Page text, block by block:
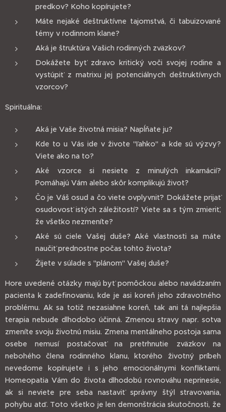
predkov? Koho kopírujete?
Máte nejaké deštruktívne tajomstvá, či tabuizované
témy v rodinnom klane?
Aká je štruktúra Vašich rodinných zväzkov?
Dokážete byť zdravo kritický voči svojej rodine a
vystúpiť z matrixu jej potenciálnych deštruktívnych
vzorcov?
Spirituálna:
Aká je Vaše životná misia? Napĺňate ju?
Kde to u Vás ide v živote "ľahko" a kde sú výzvy?
Viete ako na to?
Aké vzorce si nesiete z minulých inkarnácií?
Pomáhajú Vám alebo skôr komplikujú život?
Čo je Váš osud a čo viete ovplyvniť? Dokážete prijať
osudovosť istých záležitostí? Viete sa s tým zmieriť,
že všetko nezmeníte?
Aké sú ciele Vašej duše? Aké vlastnosti sa máte
naučiť prednostne počas tohto života?
Žijete v súlade s "plánom" Vašej duše?
Hore uvedené otázky majú byť pomôckou alebo navádzaním
pacienta k zadefinovaniu, kde je asi koreň jeho zdravotného
problému. Ak sa totiž nezasiahne koreň, tak ani tá najlepšia
terapia nebude dlhodobo účinná. Zmenou stravy napr. sotva
zmeníte svoju životnú misiu. Zmena mentálneho postoja sama
osebe nemusí postačovať na pretrhnutie zväzkov na
nebohého člena rodinného klanu, ktorého životný príbeh
nevedome kopírujete i s jeho emocionálnymi konfliktami.
Homeopatia Vám do života dlhodobú rovnováhu neprinesie,
ak si neviete pre seba nastaviť správny štýl stravovania,
pohybu atď. Toto všetko je len demonštrácia skutočnosti, že